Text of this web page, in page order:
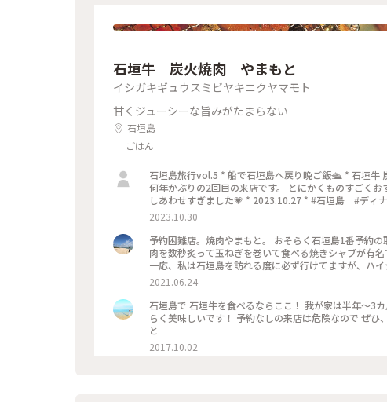
石垣牛 炭火焼肉 やまもと
イシガキギュウスミビヤキニクヤマモト
甘くジューシーな旨みがたまらない
石垣島
ごはん
石垣島旅行vol.5 * 船で石垣島へ戻り晩ご飯🛳 * 石垣牛
何年かぶりの2回目の来店です。 とにかくものすごく
しあわせすぎました💗 * 2023.10.27 * #石垣島 #ディ
2023.10.30
予約困難店。焼肉やまもと。 おそらく石垣島1番予約
肉を数秒炙って玉ねぎを巻いて食べる焼きシャブが有
一応、私は石垣島を訪れる度に必ず行けてますが、ハ
も毎回2〜3ヶ月前には予約しますが、それでもちょう
の予約をすることをおすすめします。 あと、時間帯も
垣島#百名店
2021.06.24
石垣島で 石垣牛を食べるならここ！ 我が家は半年〜3
らく美味しいです！ 予約なしの来店は危険なので ぜ
と
2017.10.02